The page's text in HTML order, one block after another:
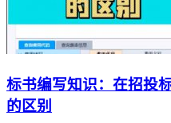
标书编写知识：在招投
的区别